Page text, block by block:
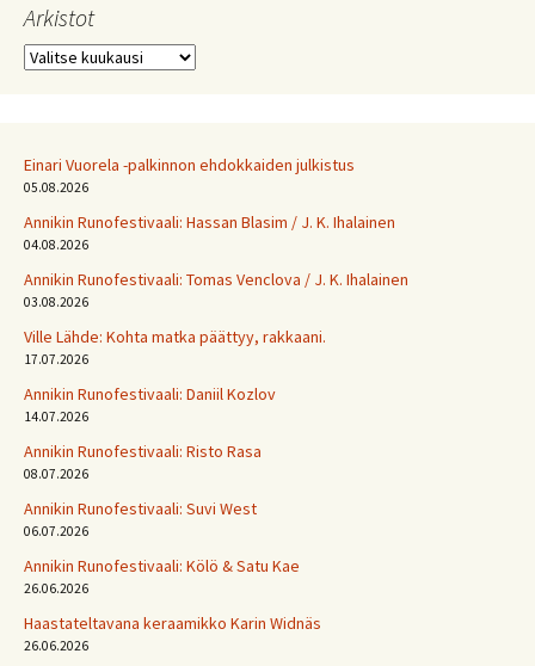
Arkistot
Arkistot
Einari Vuorela -palkinnon ehdokkaiden julkistus
05.08.2026
Annikin Runofestivaali: Has­san Bla­sim / J. K. Ihalainen
04.08.2026
Annikin Runofestivaali: Tomas Venclova / J. K. Ihalainen
03.08.2026
Ville Lähde: Kohta matka päättyy, rakkaani.
17.07.2026
Annikin Runofestivaali: Daniil Kozlov
14.07.2026
Annikin Runofestivaali: Risto Rasa
08.07.2026
Annikin Runofestivaali: Suvi West
06.07.2026
Annikin Runofestivaali: Kölö & Satu Kae
26.06.2026
Haastateltavana keraamikko Karin Widnäs
26.06.2026